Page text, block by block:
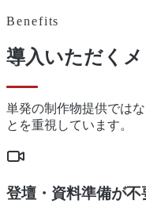
Benefits
導入いただくメ
単発の制作物提供では
とを重視しています。
登壇・資料準備が不